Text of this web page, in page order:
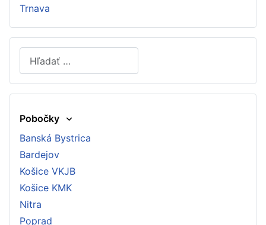
Trnava
Hľadať
Type 2 or more characters for results.
Pobočky
Banská Bystrica
Bardejov
Košice VKJB
Košice KMK
Nitra
Poprad